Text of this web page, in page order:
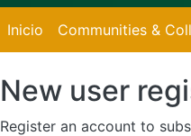
Inicio Communities &
New user
Register an account to